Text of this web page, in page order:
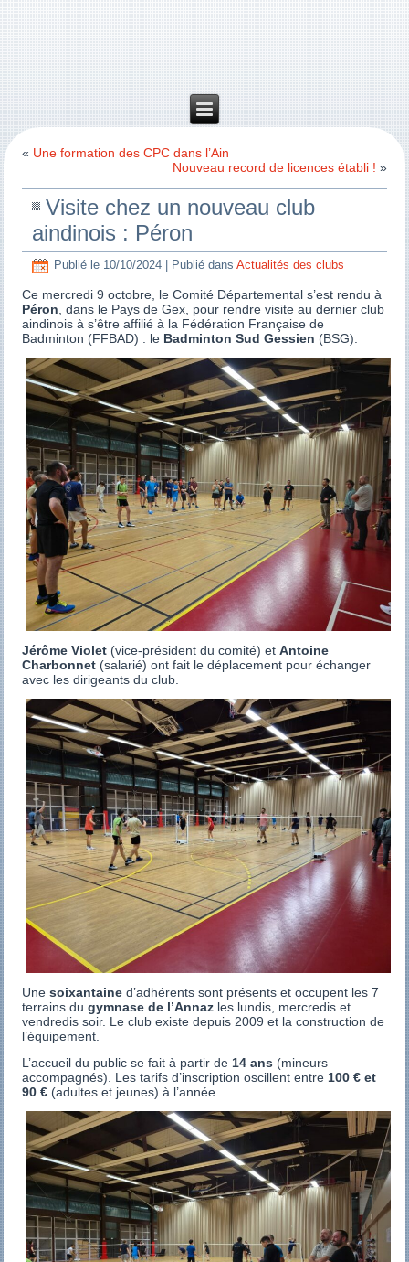
« Une formation des CPC dans l’Ain
Nouveau record de licences établi ! »
Visite chez un nouveau club
aindinois : Péron
Publié le 10/10/2024 Publié dans Actualités des clubs
Ce mercredi 9 octobre, le Comité Départemental s’est rendu à
Péron , dans le Pays de Gex, pour rendre visite au dernier club
aindinois à s’être affilié à la Fédération Française de
Badminton (FFBAD) : le Badminton Sud Gessien (BSG).
Jérôme Violet (vice-président du comité) etAntoine
Charbonnet (salarié) ont fait le déplacement pour échanger
avec les dirigeants du club.
Unesoixantaine d’adhérents sont présents et occupent les 7
terrains dugymnase de l’Annaz les lundis, mercredis et
vendredis soir. Le club existe depuis 2009 et la construction de
l’équipement.
L’accueil du public se fait à partir de 14 ans (mineurs
accompagnés). Les tarifs d’inscription oscillent entre 100 € et
90 € (adultes et jeunes) à l’année.